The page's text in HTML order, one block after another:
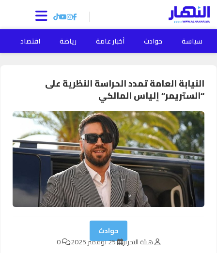
سياسة حوادث أخبار عامة رياضة اقتصاد
النيابة العامة تمدد الحراسة النظرية على
“الستريمر” إلياس المالكي
حوادث
هيئة التحرير 25 نوفمبر 2025